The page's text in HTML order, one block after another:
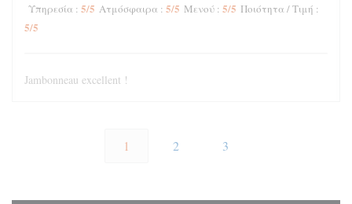
Υπηρεσία : 5/5 Ατμόσφαιρα : 5/5 Μενού : 5/5 Ποιότητα / Τιμή :
5/5
Jambonneau excellent !
1 2 3